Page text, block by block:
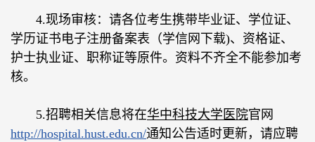
4.现场审核：请各位考生携带毕业证、学位证、
学历证书电子注册备案表（学信网下载)、资格证、
护士执业证、职称证等原件。资料不齐全不能参加考
核。
5.招聘相关信息将在华中科技大学医院官网
http://hospital.hust.edu.cn/通知公告适时更新，请应聘